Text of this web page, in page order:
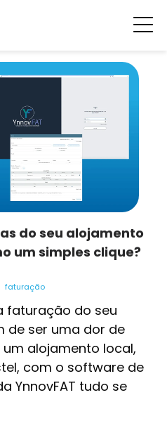
do seu alojamento
um simples clique?
faturação
faturação do seu
de ser uma dor de
alojamento local,
com o software de
YnnovFAT tudo se